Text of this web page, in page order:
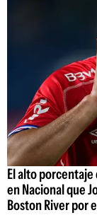
El alto
en Nacional que
Boston River por